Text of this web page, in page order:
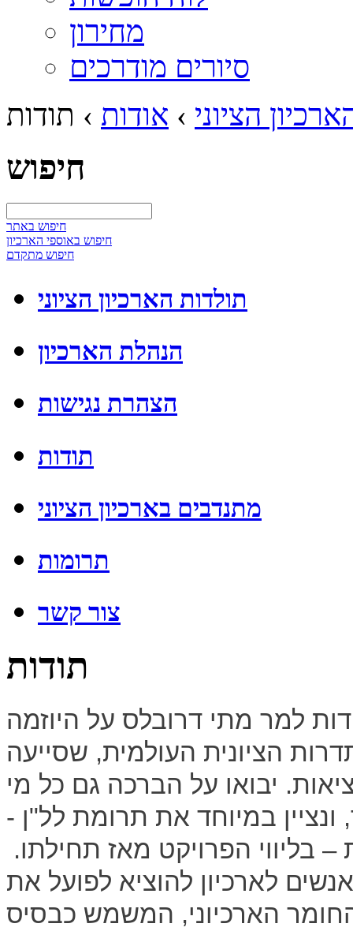
מחירון
סיורים מודרכים
הציוני › אודות › תודות
חיפוש
חיפוש באתר
חיפוש באוספי הארכיון
חיפוש מתקדם
תולדות הארכיון הציוני
הנהלת הארכיון
הצהרת נגישות
תודות
מתנדבים בארכיון הציוני
תרומות
צור קשר
תודות
למר מתי דרובלס על היוזמה
הציונית העולמית, שסייעה
יבואו על הברכה גם כל מי
במיוחד את תרומת לל"ן -
בליווי הפרויקט מאז תחילתו.
לארכיון להוציא לפועל את
הארכיוני, המשמש כבסיס